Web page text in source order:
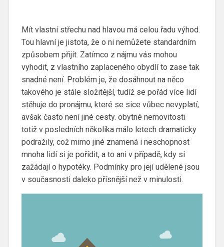
Mít vlastní střechu nad hlavou má celou řadu výhod.
Tou hlavní je jistota, že o ni nemůžete standardním
způsobem přijít. Zatímco z nájmu vás mohou
vyhodit, z vlastního zaplaceného obydlí to zase tak
snadné není. Problém je, že dosáhnout na něco
takového je stále složitější, tudíž se pořád více lidí
stěhuje do pronájmu, které se sice vůbec nevyplatí,
avšak často není jiné cesty. obytné nemovitosti
totiž v posledních několika málo letech dramaticky
podražily, což mimo jiné znamená i neschopnost
mnoha lidí si je pořídit, a to ani v případě, kdy si
zažádají o hypotéky. Podmínky pro její udělené jsou
v současnosti daleko přísnější než v minulosti.